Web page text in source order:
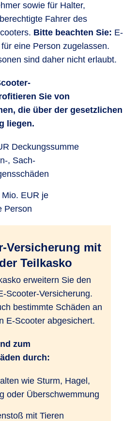
sowie für Halter,
Fahrer des
Bitte beachten Sie: E-
eine Person zugelassen.
sind daher nicht erlaubt.
Sie von
die über der gesetzlichen
liegen.
Deckungssumme
, Sach-
EUR je
Person
Versicherung mit
Teilkasko
erweitern Sie den
Scooter-Versicherung.
bestimmte Schäden an
E-Scooter abgesichert.
zum
durch:
wie Sturm, Hagel,
oder Überschwemmung
mit Tieren